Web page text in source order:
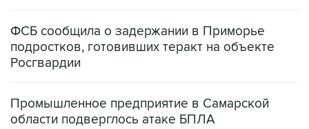
ФСБ сообщила о задержании в Приморье
подростков, готовивших теракт на объекте
Росгвардии
Промышленное предприятие в Самарской
области подверглось атаке БПЛА